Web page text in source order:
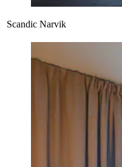
Scandic Narvik